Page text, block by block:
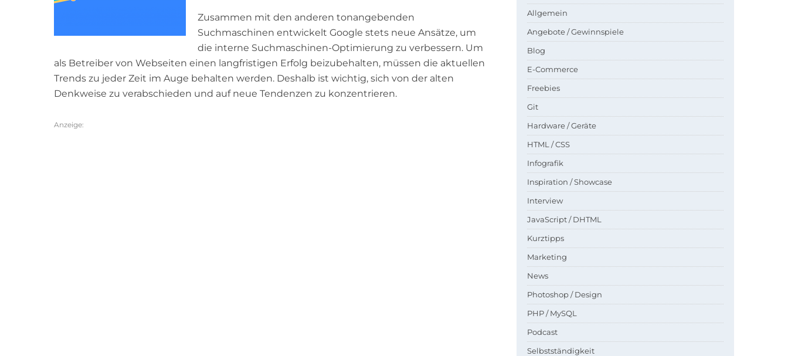
Zusammen mit den anderen tonangebenden
Suchmaschinen entwickelt Google stets neue Ansätze, um
die interne Suchmaschinen-Optimierung zu verbessern. Um
als Betreiber von Webseiten einen langfristigen Erfolg beizubehalten, müssen die aktuellen
Trends zu jeder Zeit im Auge behalten werden. Deshalb ist wichtig, sich von der alten
Denkweise zu verabschieden und auf neue Tendenzen zu konzentrieren.
Anzeige:
Allgemein
Angebote / Gewinnspiele
Blog
E-Commerce
Freebies
Git
Hardware / Geräte
HTML / CSS
Infografik
Inspiration / Showcase
Interview
JavaScript / DHTML
Kurztipps
Marketing
News
Photoshop / Design
PHP / MySQL
Podcast
Selbstständigkeit